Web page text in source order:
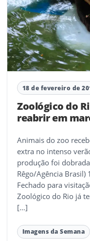
18 de fevereiro de
Zoológico do
reabrir em
Animais do zoo
extra no intenso
produção foi
Rêgo/Agência
Fechado para
Zoológico do Rio já
[…]
Imagens da Semana